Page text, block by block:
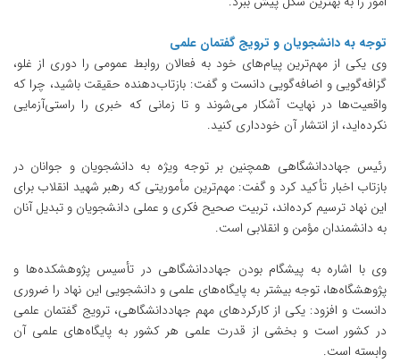
توجه به دانشجویان و ترویج گفتمان علمی
وی یکی از مهم‌ترین پیام‌های خود به فعالان روابط عمومی را دوری از غلو،
گزافه‌گویی و اضافه‌گویی دانست و گفت: بازتاب‌دهنده حقیقت باشید، چرا که
واقعیت‌ها در نهایت آشکار می‌شوند و تا زمانی که خبری را راستی‌آزمایی
نکرده‌اید، از انتشار آن خودداری کنید.
رئیس جهاددانشگاهی همچنین بر توجه ویژه به دانشجویان و جوانان در
بازتاب اخبار تأکید کرد و گفت: مهم‌ترین مأموریتی که رهبر شهید انقلاب برای
این نهاد ترسیم کرده‌اند، تربیت صحیح فکری و عملی دانشجویان و تبدیل آنان
به دانشمندان مؤمن و انقلابی است.
وی با اشاره به پیشگام بودن جهاددانشگاهی در تأسیس پژوهشکده‌ها و
پژوهشگاه‌ها، توجه بیشتر به پایگاه‌های علمی و دانشجویی این نهاد را ضروری
دانست و افزود: یکی از کارکردهای مهم جهاددانشگاهی، ترویج گفتمان علمی
در کشور است و بخشی از قدرت علمی هر کشور به پایگاه‌های علمی آن
وابسته است.